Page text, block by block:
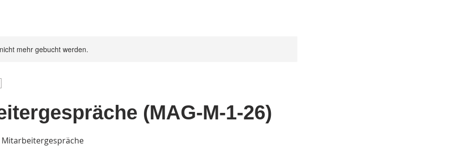
mehr gebucht werden.
(MAG-M-1-26)